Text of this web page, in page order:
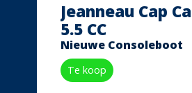
Jeanneau Cap
5.5 CC
Nieuwe Consoleboot
Te koop